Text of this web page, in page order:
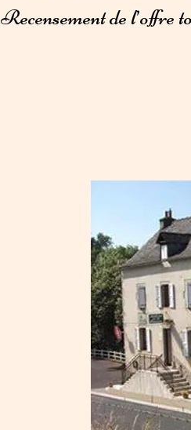
Recensement de l’offre